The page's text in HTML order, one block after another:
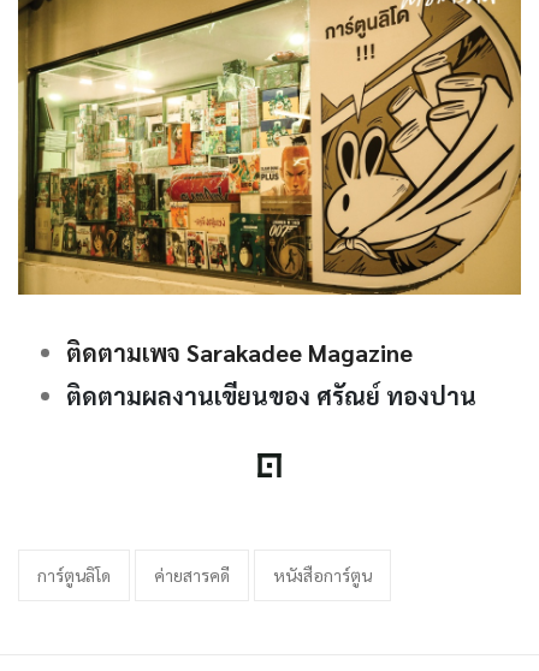
ติดตามเพจ Sarakadee Magazine
ติดตามผลงานเขียนของ ศรัณย์ ทองปาน
การ์ตูนลิโด ค่ายสารคดี หนังสือการ์ตูน